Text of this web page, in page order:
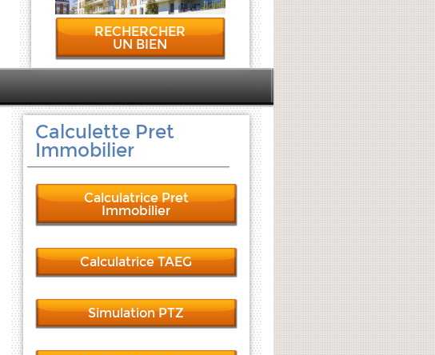
RECHERCHER
UN BIEN
Calculette Pret
Immobilier
Calculatrice Pret
Immobilier
Calculatrice TAEG
Simulation PTZ